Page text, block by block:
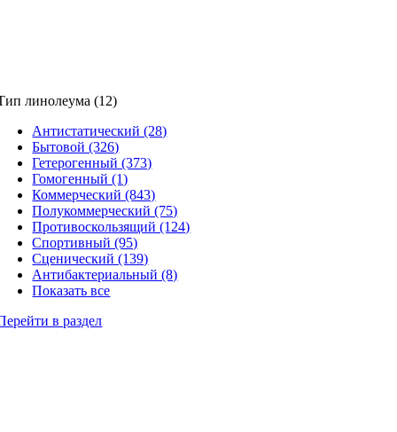
линолеума (12)
Антистатический (28)
Бытовой (326)
Гетерогенный (373)
Гомогенный (1)
Коммерческий (843)
Полукоммерческий (75)
Противоскользящий (124)
Спортивный (95)
Сценический (139)
Антибактериальный (8)
Показать все
в раздел